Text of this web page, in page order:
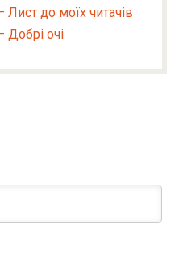
до моїх читачів
Добрі очі